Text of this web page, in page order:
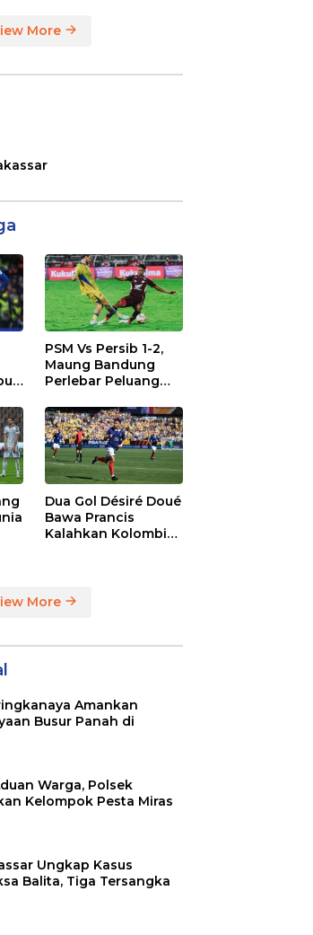
More
PSM Vs Persib 1-2,
Maung Bandung
Perlebar Peluang
League
Dua Gol Désiré Doué
Bawa Prancis
Kalahkan Kolombia
More
Amankan
Busur Panah di
Warga, Polsek
Kelompok Pesta Miras
Ungkap Kasus
Balita, Tiga Tersangka